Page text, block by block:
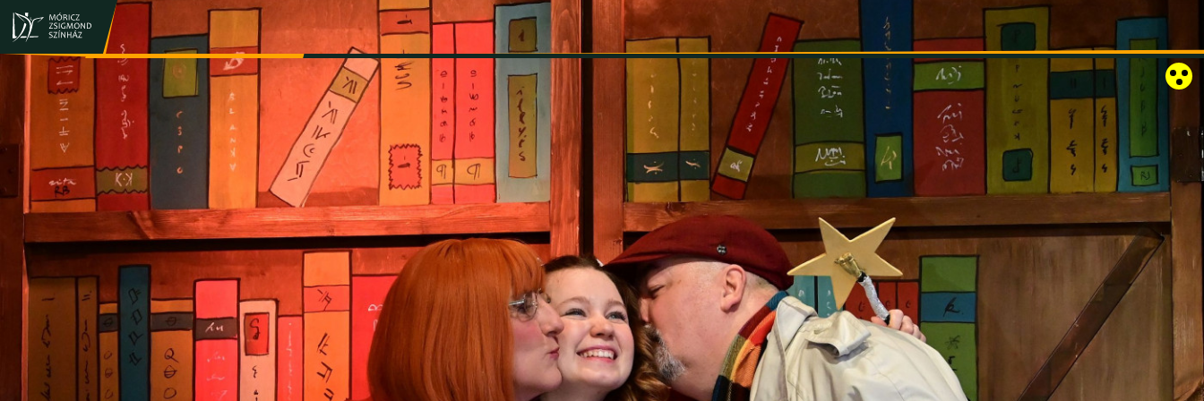
JEGY- ÉS BÉRLETVÁSÁRLÁS ELŐADÁSOK INFORMÁCIÓK SZÍNHÁZ TÁRSULAT GALÉRIA RÓZSAKERT SZABADTÉRI SZÍNPAD KAPCSOLAT EN